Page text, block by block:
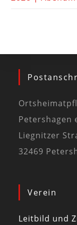
Petershagen
Liegnitzer
32469
Verein
Leitbild und